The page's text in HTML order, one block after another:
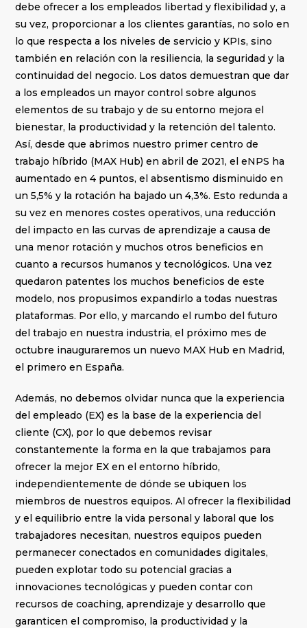
debe ofrecer a los empleados libertad y flexibilidad y, a
su vez, proporcionar a los clientes garantías, no solo en
lo que respecta a los niveles de servicio y KPIs, sino
también en relación con la resiliencia, la seguridad y la
continuidad del negocio. Los datos demuestran que dar
a los empleados un mayor control sobre algunos
elementos de su trabajo y de su entorno mejora el
bienestar, la productividad y la retención del talento.
Así, desde que abrimos nuestro primer centro de
trabajo híbrido (MAX Hub) en abril de 2021, el eNPS ha
aumentado en 4 puntos, el absentismo disminuido en
un 5,5% y la rotación ha bajado un 4,3%. Esto redunda a
su vez en menores costes operativos, una reducción
del impacto en las curvas de aprendizaje a causa de
una menor rotación y muchos otros beneficios en
cuanto a recursos humanos y tecnológicos. Una vez
quedaron patentes los muchos beneficios de este
modelo, nos propusimos expandirlo a todas nuestras
plataformas. Por ello, y marcando el rumbo del futuro
del trabajo en nuestra industria, el próximo mes de
octubre inauguraremos un nuevo MAX Hub en Madrid,
el primero en España.
Además, no debemos olvidar nunca que la experiencia
del empleado (EX) es la base de la experiencia del
cliente (CX), por lo que debemos revisar
constantemente la forma en la que trabajamos para
ofrecer la mejor EX en el entorno híbrido,
independientemente de dónde se ubiquen los
miembros de nuestros equipos. Al ofrecer la flexibilidad
y el equilibrio entre la vida personal y laboral que los
trabajadores necesitan, nuestros equipos pueden
permanecer conectados en comunidades digitales,
pueden explotar todo su potencial gracias a
innovaciones tecnológicas y pueden contar con
recursos de coaching, aprendizaje y desarrollo que
garanticen el compromiso, la productividad y la